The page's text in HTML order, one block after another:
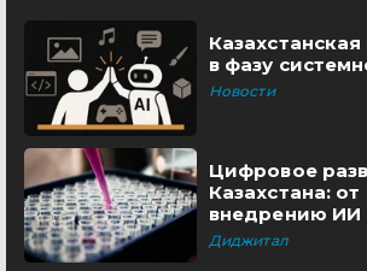
в фазу
Новости
Цифровое
Казахстана: от
внедрению ИИ
Диджитал